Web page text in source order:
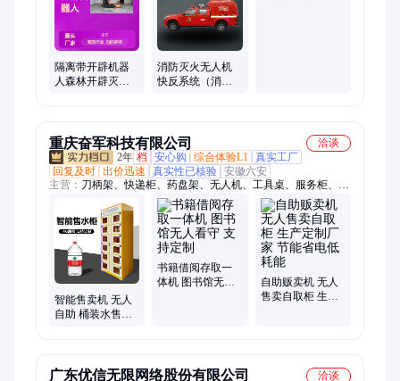
隔离带开辟机器
人森林开辟灭火
消防灭火无人机
快反系统（消防
重庆奋军科技有限公司
洽谈
2年 档 安心购 综合体验L1 真实工厂
回复及时 出价迅速 真实性已核验 安徽六安
主营： 刀柄架、快递柜、药盘架、无人机、工具桌、服务柜、课
桌椅、行军床、水杯柜、小推车、主播台、手机柜、上下床、安
全帽、餐具柜、防磁柜、儿童床、洗手盆、共享柜、存放架、垃
圾桶、文件柜、高架床、学习桌、操作台、零件柜
智能售卖机 无人
自助 桶装水售卖
书籍借阅存取一
体机 图书馆无人
自助贩卖机 无人
售卖自取柜 生产
广东优信无限网络股份有限公司 洽谈